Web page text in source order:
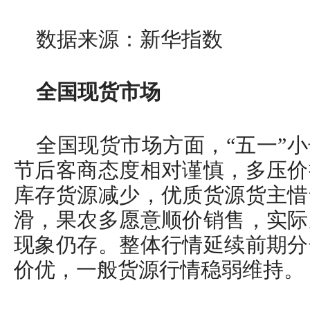
数据来源：新华指数
全国现货市场
全国现货市场方面，“五一”
节后客商态度相对谨慎，多压
库存货源减少，优质货源货主
滑，果农多愿意顺价销售，实
现象仍存。整体行情延续前期
价优，一般货源行情稳弱维持。